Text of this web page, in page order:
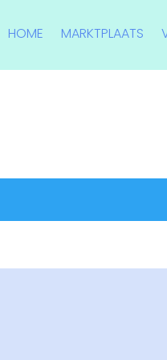
HOME MARKTPLAATS